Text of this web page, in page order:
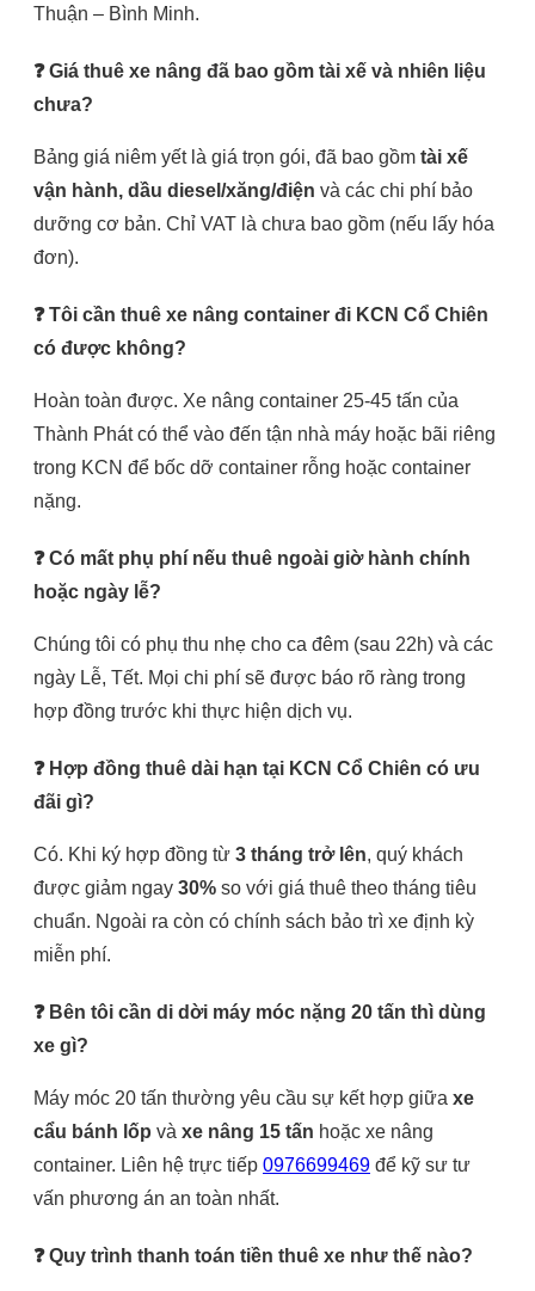
Thuận – Bình Minh.
❓ Giá thuê xe nâng đã bao gồm tài xế và nhiên liệu
chưa?
Bảng giá niêm yết là giá trọn gói, đã bao gồm tài xế
vận hành, dầu diesel/xăng/điện và các chi phí bảo
dưỡng cơ bản. Chỉ VAT là chưa bao gồm (nếu lấy hóa
đơn).
❓ Tôi cần thuê xe nâng container đi KCN Cổ Chiên
có được không?
Hoàn toàn được. Xe nâng container 25-45 tấn của
Thành Phát có thể vào đến tận nhà máy hoặc bãi riêng
trong KCN để bốc dỡ container rỗng hoặc container
nặng.
❓ Có mất phụ phí nếu thuê ngoài giờ hành chính
hoặc ngày lễ?
Chúng tôi có phụ thu nhẹ cho ca đêm (sau 22h) và các
ngày Lễ, Tết. Mọi chi phí sẽ được báo rõ ràng trong
hợp đồng trước khi thực hiện dịch vụ.
❓ Hợp đồng thuê dài hạn tại KCN Cổ Chiên có ưu
đãi gì?
Có. Khi ký hợp đồng từ 3 tháng trở lên, quý khách
được giảm ngay 30% so với giá thuê theo tháng tiêu
chuẩn. Ngoài ra còn có chính sách bảo trì xe định kỳ
miễn phí.
❓ Bên tôi cần di dời máy móc nặng 20 tấn thì dùng
xe gì?
Máy móc 20 tấn thường yêu cầu sự kết hợp giữa xe
cẩu bánh lốp và xe nâng 15 tấn hoặc xe nâng
container. Liên hệ trực tiếp 0976699469 để kỹ sư tư
vấn phương án an toàn nhất.
❓ Quy trình thanh toán tiền thuê xe như thế nào?